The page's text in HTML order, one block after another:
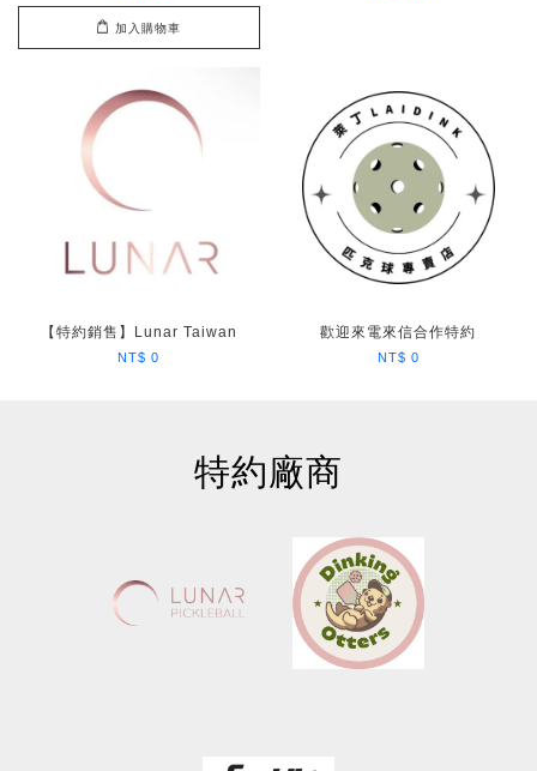
加入購物車
【特約銷售】Lunar Taiwan
NT$ 0
歡迎來電來信合作特約
NT$ 0
特約廠商